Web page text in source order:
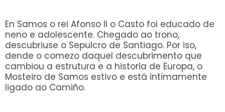
En Samos o rei Afonso II o Casto foi educado de
neno e adolescente. Chegado ao trono,
descubriuse o Sepulcro de Santiago. Por iso,
dende o comezo daquel descubrimento que
cambiou a estrutura e a historia de Europa, o
Mosteiro de Samos estivo e está intimamente
ligado ao Camiño.